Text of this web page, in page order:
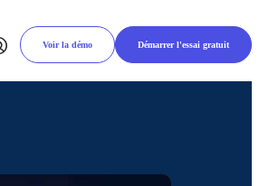
Voir la démo Démarrer l'essai gratuit